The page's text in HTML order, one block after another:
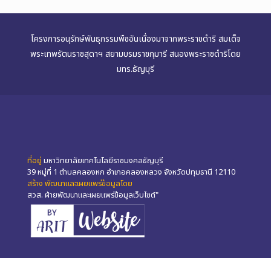
โครงการอนุรักษ์พันธุกรรมพืชอันเนื่องมาจากพระราชดำริ สมเด็จ
พระเทพรัตนราชสุดาฯ สยามบรมราชกุมารี สนองพระราชดำริโดย
มทร.ธัญบุรี
ที่อยู่ มหาวิทยาลัยเทคโนโลยีราชมงคลธัญบุรี
39 หมู่ที่ 1 ตำบลคลองหก อำเภอคลองหลวง จังหวัดปทุมธานี 12110
สร้าง พัฒนาและเผยแพร่ข้อมูลโดย
สวส. ฝ่ายพัฒนาและเผยแพร่ข้อมูลเว็บไซต์"